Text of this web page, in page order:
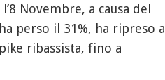
Novembre, a causa del
perso il 31%, ha ripreso a
ribassista, fino a